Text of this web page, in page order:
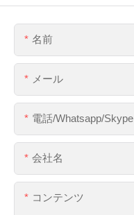
名前
メール
電話/whatsapp/skype
会社名
コンテンツ